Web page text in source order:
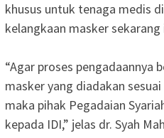
khusus untuk tenaga medis
kelangkaan masker sekarang
“Agar proses pengadaannya
masker yang diadakan
maka pihak Pegadaian
kepada IDI,” jelas dr. Syah